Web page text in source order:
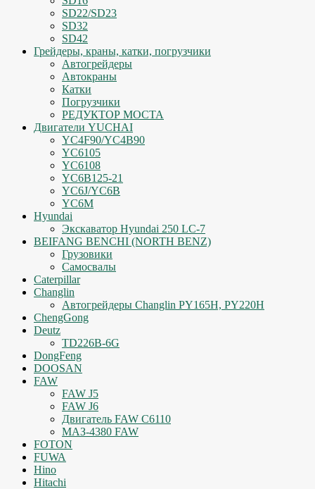
SD22/SD23
SD32
SD42
Грейдеры, краны, катки, погрузчики
Автогрейдеры
Автокраны
Катки
Погрузчики
РЕДУКТОР МОСТА
Двигатели YUCHAI
YC4F90/YC4B90
YC6105
YC6108
YC6B125-21
YC6J/YC6B
YC6M
Hyundai
Экскаватор Hyundai 250 LC-7
BEIFANG BENCHI (NORTH BENZ)
Грузовики
Самосвалы
Caterpillar
Changlin
Автогрейдеры Changlin PY165H, PY220H
ChengGong
Deutz
TD226B-6G
DongFeng
DOOSAN
FAW
FAW J5
FAW J6
Двигатель FAW C6110
МАЗ-4380 FAW
FOTON
FUWA
Hino
Hitachi